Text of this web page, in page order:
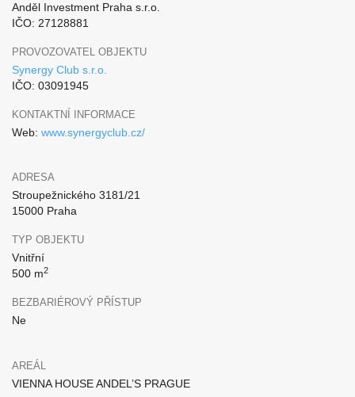
Anděl Investment Praha s.r.o.
IČO: 27128881
PROVOZOVATEL OBJEKTU
Synergy Club s.r.o.
IČO: 03091945
KONTAKTNÍ INFORMACE
Web: www.synergyclub.cz/
ADRESA
Stroupežnického 3181/21
15000 Praha
TYP OBJEKTU
Vnitřní
500 m2
BEZBARIÉROVÝ PŘÍSTUP
Ne
AREÁL
VIENNA HOUSE ANDEL’S PRAGUE